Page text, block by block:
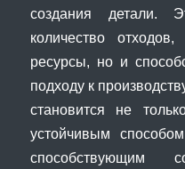
создания детали.
количество
ресурсы, но и
подходу к
становится не
устойчивым
способствующим